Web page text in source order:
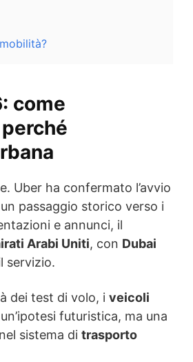
come
Uber ha confermato l’avvio
passaggio storico verso i
e annunci, il
Arabi Uniti, con Dubai
servizio.
dei test di volo, i veicoli
futuristica, ma una
sistema di trasporto